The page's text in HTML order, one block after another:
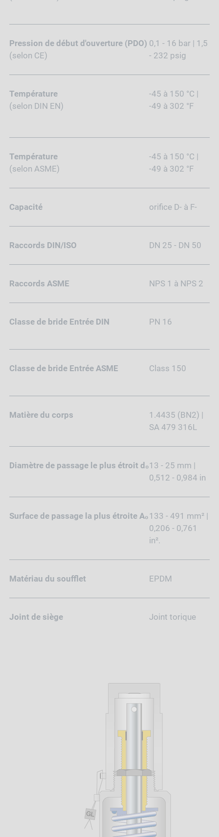
Pression de début d'ouverture (PDO)
(selon CE)
0,1 - 16 bar | 1,5
- 232 psig
Température
(selon DIN EN)
-45 à 150 °C |
-49 à 302 °F
Température
(selon ASME)
-45 à 150 °C |
-49 à 302 °F
Capacité orifice D- à F-
Raccords DIN/ISO DN 25 - DN 50
Raccords ASME NPS 1 à NPS 2
Classe de bride Entrée DIN PN 16
Classe de bride Entrée ASME Class 150
Matière du corps
1.4435 (BN2) |
SA 479 316L
Diamètre de passage le plus étroit d₀13 - 25 mm |
0,512 - 0,984 in
Surface de passage la plus étroite A₀133 - 491 mm² |
0,206 - 0,761
in².
Matériau du soufflet EPDM
Joint de siège Joint torique